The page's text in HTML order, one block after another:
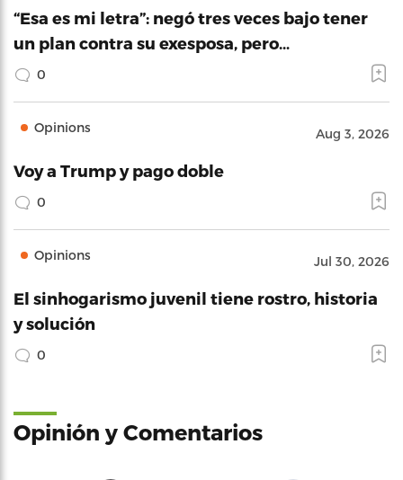
“Esa es mi letra”: negó tres veces bajo tener
un plan contra su exesposa, pero…
0
Opinions Aug 3, 2026
Voy a Trump y pago doble
0
Opinions Jul 30, 2026
El sinhogarismo juvenil tiene rostro, historia
y solución
0
Opinión y Comentarios